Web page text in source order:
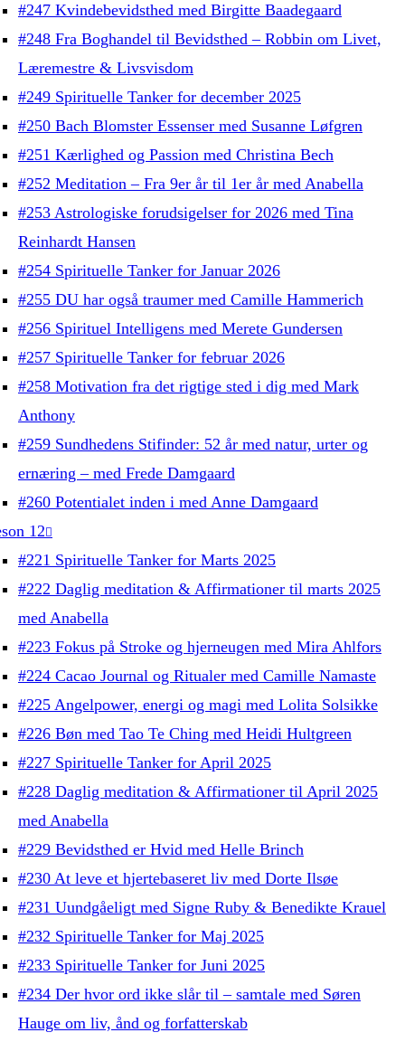
#247 Kvindebevidsthed med Birgitte Baadegaard
#248 Fra Boghandel til Bevidsthed – Robbin om Livet,
Læremestre & Livsvisdom
#249 Spirituelle Tanker for december 2025
#250 Bach Blomster Essenser med Susanne Løfgren
#251 Kærlighed og Passion med Christina Bech
#252 Meditation – Fra 9er år til 1er år med Anabella
#253 Astrologiske forudsigelser for 2026 med Tina
Reinhardt Hansen
#254 Spirituelle Tanker for Januar 2026
#255 DU har også traumer med Camille Hammerich
#256 Spirituel Intelligens med Merete Gundersen
#257 Spirituelle Tanker for februar 2026
#258 Motivation fra det rigtige sted i dig med Mark
Anthony
#259 Sundhedens Stifinder: 52 år med natur, urter og
ernæring – med Frede Damgaard
#260 Potentialet inden i med Anne Damgaard
12
#221 Spirituelle Tanker for Marts 2025
#222 Daglig meditation & Affirmationer til marts 2025
med Anabella
#223 Fokus på Stroke og hjerneugen med Mira Ahlfors
#224 Cacao Journal og Ritualer med Camille Namaste
#225 Angelpower, energi og magi med Lolita Solsikke
#226 Bøn med Tao Te Ching med Heidi Hultgreen
#227 Spirituelle Tanker for April 2025
#228 Daglig meditation & Affirmationer til April 2025
med Anabella
#229 Bevidsthed er Hvid med Helle Brinch
#230 At leve et hjertebaseret liv med Dorte Ilsøe
#231 Uundgåeligt med Signe Ruby & Benedikte Krauel
#232 Spirituelle Tanker for Maj 2025
#233 Spirituelle Tanker for Juni 2025
#234 Der hvor ord ikke slår til – samtale med Søren
Hauge om liv, ånd og forfatterskab